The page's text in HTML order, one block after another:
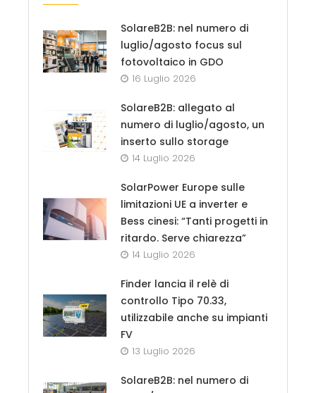
SolareB2B: nel numero di
luglio/agosto focus sul
fotovoltaico in GDO
16 Luglio 2026
SolareB2B: allegato al
numero di luglio/agosto, un
inserto sullo storage
14 Luglio 2026
SolarPower Europe sulle
limitazioni UE a inverter e
Bess cinesi: “Tanti progetti in
ritardo. Serve chiarezza”
14 Luglio 2026
Finder lancia il relè di
controllo Tipo 70.33,
utilizzabile anche su impianti
FV
13 Luglio 2026
SolareB2B: nel numero di